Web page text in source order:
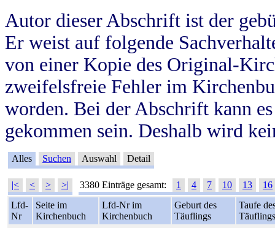
Autor dieser Abschrift ist der
Er weist auf folgende
von einer Kopie des Original-
zweifelsfreie Fehler im
worden. Bei der Abschrift kann
gekommen sein. Deshalb wird
Alles Suchen Auswahl Detail
|< < > >| 3380 Einträge gesamt: 1 4 7 10 13
16
Lfd-
Nr
Seite im
Kirchenbuch
Lfd-Nr im
Kirchenbuch
Geburt des
Täuflings
Taufe
Täuflings